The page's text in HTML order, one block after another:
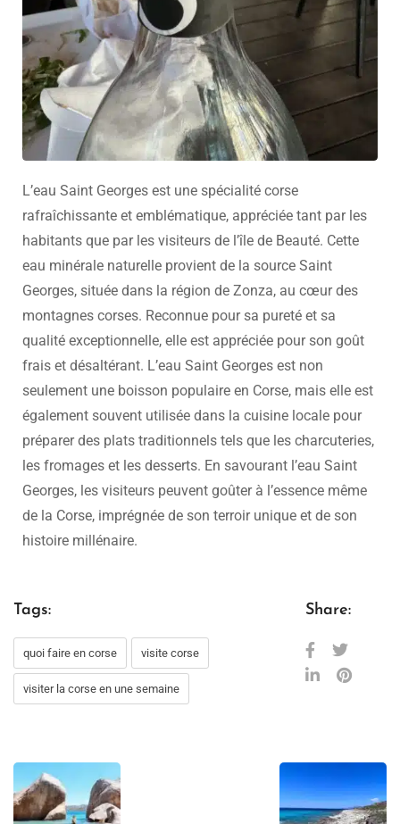
L’eau Saint Georges est une spécialité corse
rafraîchissante et emblématique, appréciée tant par les
habitants que par les visiteurs de l’île de Beauté. Cette
eau minérale naturelle provient de la source Saint
Georges, située dans la région de Zonza, au cœur des
montagnes corses. Reconnue pour sa pureté et sa
qualité exceptionnelle, elle est appréciée pour son goût
frais et désaltérant. L’eau Saint Georges est non
seulement une boisson populaire en Corse, mais elle est
également souvent utilisée dans la cuisine locale pour
préparer des plats traditionnels tels que les charcuteries,
les fromages et les desserts. En savourant l’eau Saint
Georges, les visiteurs peuvent goûter à l’essence même
de la Corse, imprégnée de son terroir unique et de son
histoire millénaire.
Tags:
quoi faire en corse visite corse
visiter la corse en une semaine
Share: